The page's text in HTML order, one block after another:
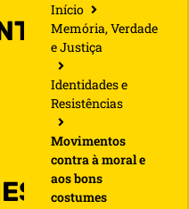
Início
Memória, Verdade
e Justiça
Identidades e
Resistências
Movimentos
contra à moral e
aos bons
costumes